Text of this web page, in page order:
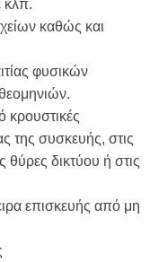
κλπ.
καθώς και
φυσικών
κρουστικές
της συσκευής, στις
θύρες δικτύου ή στις
επισκευής από μη